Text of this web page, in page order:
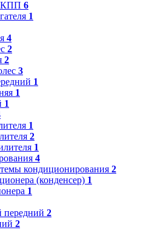
КПП 6
1
4
2
2
3
1
1
1
1
2
1
4
кондиционирования 2
(конденсер) 1
1
передний 2
2